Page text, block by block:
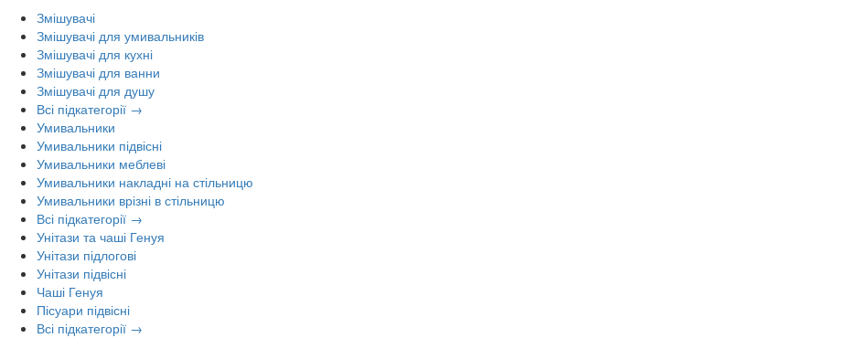
Змішувачі
Змішувачі для умивальників
Змішувачі для кухні
Змішувачі для ванни
Змішувачі для душу
Всі підкатегорії →
Умивальники
Умивальники підвісні
Умивальники меблеві
Умивальники накладні на стільницю
Умивальники врізні в стільницю
Всі підкатегорії →
Унітази та чаші Генуя
Унітази підлогові
Унітази підвісні
Чаші Генуя
Пісуари підвісні
Всі підкатегорії →